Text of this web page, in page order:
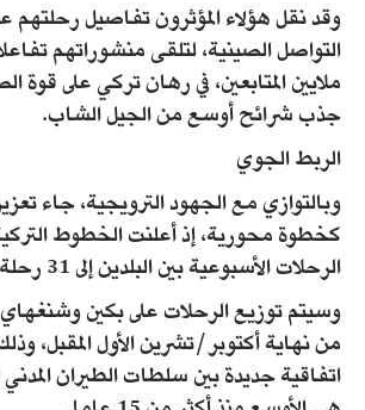
وقد نقل هؤلاء المؤثرون تفاصيل
التواصل الصينية، لتلقى منشوراتهم
ملايين المتابعين، في رهان تركي على قوة
جذب شرائح أوسع من الجيل الشاب.
الربط الجوي
وبالتوازي مع الجهود الترويجية، جاء
كخطوة محورية، إذ أعلنت الخطوط
الرحلات الأسبوعية بين البلدين إلى 31 رحلة.
وسيتم توزيع الرحلات على بكين وشنغهاي
من نهاية أكتوبر/تشرين الأول المقبل،
اتفاقية جديدة بين سلطات الطيران المدني